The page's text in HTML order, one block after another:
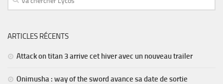
ARTICLES RÉCENTS
Attack on titan 3 arrive cet hiver avec un nouveau trailer
Onimusha : way of the sword avance sa date de sortie